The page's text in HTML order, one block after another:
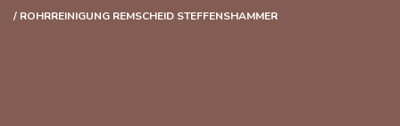
ROHRREINIGUNG REMSCHEID STEFFENSHAMMER